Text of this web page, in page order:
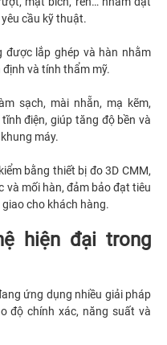
cầu kỹ thuật.
được lắp ghép và hàn nhằm
và tính thẩm mỹ.
sạch, mài nhẵn, mạ kẽm,
điện, giúp tăng độ bền và
máy.
bằng thiết bị đo 3D CMM,
và mối hàn, đảm bảo đạt tiêu
cho khách hàng.
hiện đại trong
ứng dụng nhiều giải pháp
độ chính xác, năng suất và